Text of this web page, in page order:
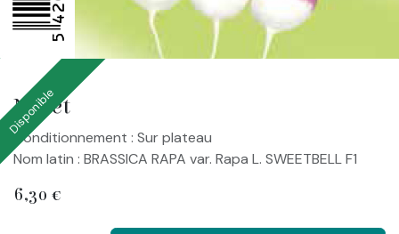
Navet
Disponible
Conditionnement : Sur plateau
Nom latin : BRASSICA RAPA var. Rapa L. SWEETBELL F1
6,30 €